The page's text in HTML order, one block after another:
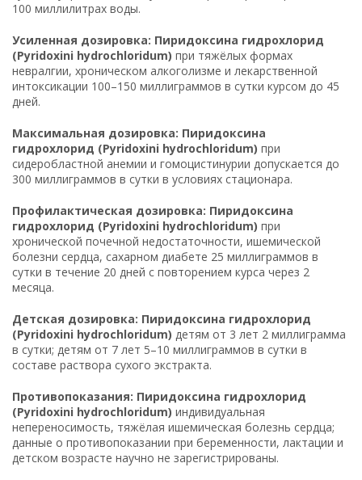
100 миллилитрах воды.
Усиленная дозировка: Пиридоксина гидрохлорид
(Pyridoxini hydrochloridum) при тяжёлых формах
невралгии, хроническом алкоголизме и лекарственной
интоксикации 100–150 миллиграммов в сутки курсом до 45
дней.
Максимальная дозировка: Пиридоксина
гидрохлорид (Pyridoxini hydrochloridum) при
сидеробластной анемии и гомоцистинурии допускается до
300 миллиграммов в сутки в условиях стационара.
Профилактическая дозировка: Пиридоксина
гидрохлорид (Pyridoxini hydrochloridum) при
хронической почечной недостаточности, ишемической
болезни сердца, сахарном диабете 25 миллиграммов в
сутки в течение 20 дней с повторением курса через 2
месяца.
Детская дозировка: Пиридоксина гидрохлорид
(Pyridoxini hydrochloridum) детям от 3 лет 2 миллиграмма
в сутки; детям от 7 лет 5–10 миллиграммов в сутки в
составе раствора сухого экстракта.
Противопоказания: Пиридоксина гидрохлорид
(Pyridoxini hydrochloridum) индивидуальная
непереносимость, тяжёлая ишемическая болезнь сердца;
данные о противопоказании при беременности, лактации и
детском возрасте научно не зарегистрированы.